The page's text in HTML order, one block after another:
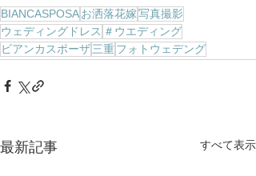
BIANCASPOSAお洒落花嫁写真撮影
ウェディングドレス ＃ウエディング
ビアンカスポーザ三重フォトウェデング
最新記事 すべて表示